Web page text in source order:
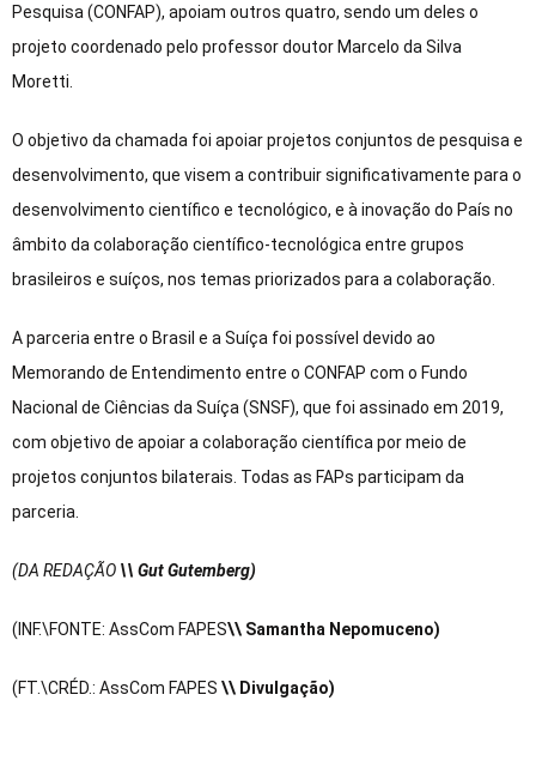
Pesquisa (CONFAP), apoiam outros quatro, sendo um deles o
projeto coordenado pelo professor doutor Marcelo da Silva
Moretti.
O objetivo da chamada foi apoiar projetos conjuntos de pesquisa e
desenvolvimento, que visem a contribuir significativamente para o
desenvolvimento científico e tecnológico, e à inovação do País no
âmbito da colaboração científico-tecnológica entre grupos
brasileiros e suíços, nos temas priorizados para a colaboração.
A parceria entre o Brasil e a Suíça foi possível devido ao
Memorando de Entendimento entre o CONFAP com o Fundo
Nacional de Ciências da Suíça (SNSF), que foi assinado em 2019,
com objetivo de apoiar a colaboração científica por meio de
projetos conjuntos bilaterais. Todas as FAPs participam da
parceria.
(DA REDAÇÃO \\ Gut Gutemberg)
(INF.\FONTE: AssCom FAPES\\ Samantha Nepomuceno)
(FT.\CRÉD.: AssCom FAPES \\ Divulgação)